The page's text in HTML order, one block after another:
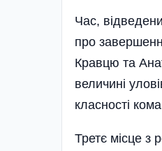
Час,
про
Кравцю та
величині
класності
Третє місце з